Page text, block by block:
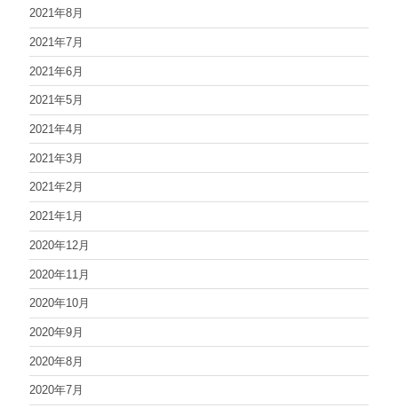
2021年8月
2021年7月
2021年6月
2021年5月
2021年4月
2021年3月
2021年2月
2021年1月
2020年12月
2020年11月
2020年10月
2020年9月
2020年8月
2020年7月